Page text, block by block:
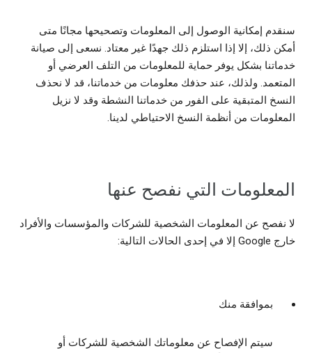
سنقدم إمكانية الوصول إلى المعلومات وتصحيحها مجانًا متى
أمكن ذلك، إلا إذا استلزم ذلك جهدًا غير معتاد. نسعى إلى صيانة
خدماتنا بشكل يوفر حماية للمعلومات من التلف العرضي أو
المتعمد. ولذلك، عند حذفك معلومات من خدماتنا، قد لا نحذف
النسخ المتبقية على الفور من خدماتنا النشطة وقد لا نزيل
المعلومات من أنظمة النسخ الاحتياطي لدينا.
المعلومات التي نفصح عنها
لا نفصح عن المعلومات الشخصية للشركات والمؤسسات والأفراد
خارج Google إلا في إحدى الحالات التالية:
بموافقة منك
سيتم الإفصاح عن معلوماتك الشخصية للشركات أو